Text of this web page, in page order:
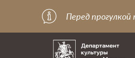
Перед